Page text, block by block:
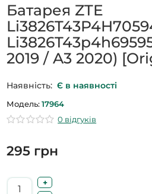
Батарея ZTE
2019 / A3 2020)
Наявність: Є в наявності
Модель: 17964
0 відгуків
295 грн